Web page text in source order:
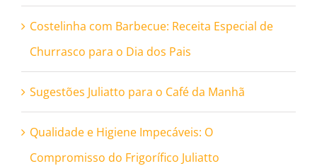
Costelinha com Barbecue: Receita Especial de
Churrasco para o Dia dos Pais
Sugestões Juliatto para o Café da Manhã
Qualidade e Higiene Impecáveis: O
Compromisso do Frigorífico Juliatto